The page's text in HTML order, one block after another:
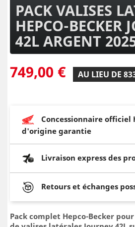
PACK VALISES
HEPCO-BECKER
42L ARGENT
749,00 €
AU LIEU DE
Concessionnaire officiel
d'origine garantie
Livraison express des
Retours et échanges
Pack complet Hepco-Becker